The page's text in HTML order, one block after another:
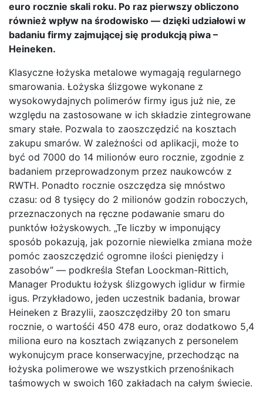
euro rocznie skali roku. Po raz pierwszy obliczono
również wpływ na środowisko — dzięki udziałowi w
badaniu firmy zajmującej się produkcją piwa –
Heineken.
Klasyczne łożyska metalowe wymagają regularnego
smarowania. Łożyska ślizgowe wykonane z
wysokowydajnych polimerów firmy igus już nie, ze
względu na zastosowane w ich składzie zintegrowane
smary stałe. Pozwala to zaoszczędzić na kosztach
zakupu smarów. W zależności od aplikacji, może to
być od 7000 do 14 milionów euro rocznie, zgodnie z
badaniem przeprowadzonym przez naukowców z
RWTH. Ponadto rocznie oszczędza się mnóstwo
czasu: od 8 tysięcy do 2 milionów godzin roboczych,
przeznaczonych na ręczne podawanie smaru do
punktów łożyskowych. „Te liczby w imponujący
sposób pokazują, jak pozornie niewielka zmiana może
pomóc zaoszczędzić ogromne ilości pieniędzy i
zasobów” — podkreśla Stefan Loockman-Rittich,
Manager Produktu łożysk ślizgowych iglidur w firmie
igus. Przykładowo, jeden uczestnik badania, browar
Heineken z Brazylii, zaoszczędziłby 20 ton smaru
rocznie, o wartośći 450 478 euro, oraz dodatkowo 5,4
miliona euro na kosztach związanych z personelem
wykonujcym prace konserwacyjne, przechodząc na
łożyska polimerowe we wszystkich przenośnikach
taśmowych w swoich 160 zakładach na całym świecie.